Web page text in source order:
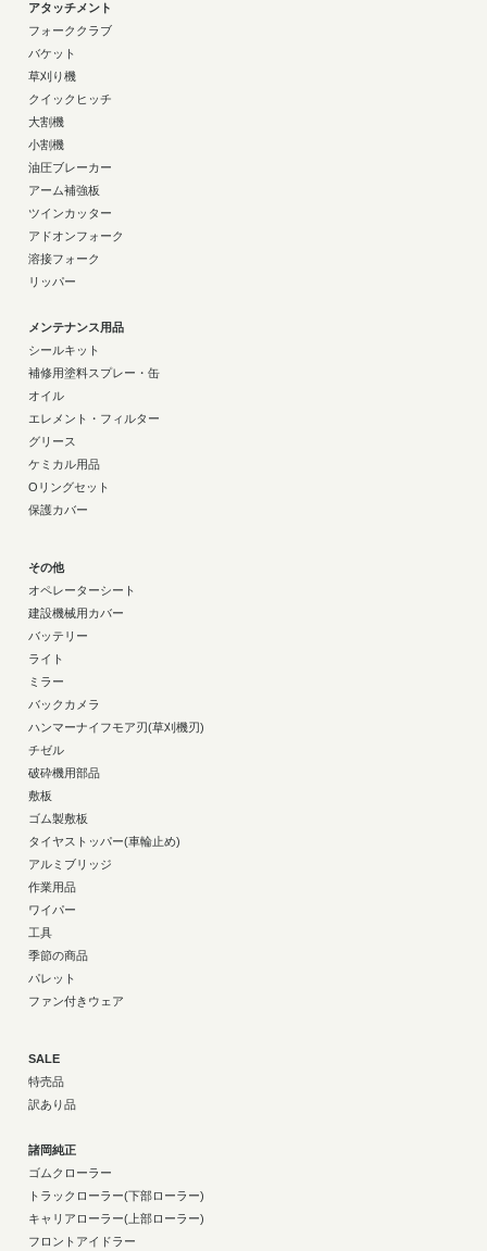
アタッチメント
フォーククラブ
バケット
草刈り機
クイックヒッチ
大割機
小割機
油圧ブレーカー
アーム補強板
ツインカッター
アドオンフォーク
溶接フォーク
リッパー
メンテナンス用品
シールキット
補修用塗料スプレー・缶
オイル
エレメント・フィルター
グリース
ケミカル用品
Oリングセット
保護カバー
その他
オペレーターシート
建設機械用カバー
バッテリー
ライト
ミラー
バックカメラ
ハンマーナイフモア刃(草刈機刃)
チゼル
破砕機用部品
敷板
ゴム製敷板
タイヤストッパー(車輪止め)
アルミブリッジ
作業用品
ワイパー
工具
季節の商品
パレット
ファン付きウェア
SALE
特売品
訳あり品
諸岡純正
ゴムクローラー
トラックローラー(下部ローラー)
キャリアローラー(上部ローラー)
フロントアイドラー